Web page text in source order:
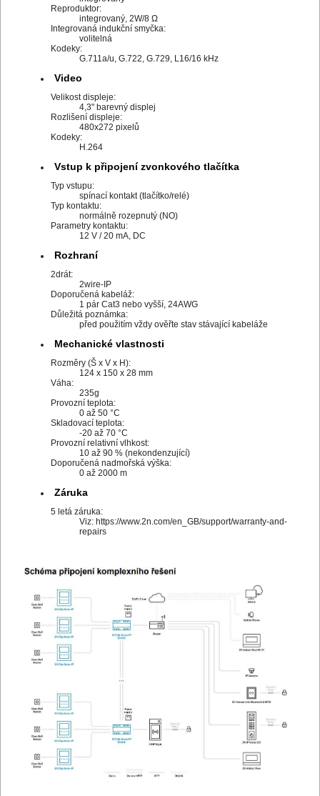
Reproduktor:
integrovaný, 2W/8 Ω
Integrovaná indukční smyčka:
volitelná
Kodeky:
G.711a/u, G.722, G.729, L16/16 kHz
Video
Velikost displeje:
4,3" barevný displej
Rozlišení displeje:
480x272 pixelů
Kodeky:
H.264
Vstup k připojení zvonkového tlačítka
Typ vstupu:
spínací kontakt (tlačítko/relé)
Typ kontaktu:
normálně rozepnutý (NO)
Parametry kontaktu:
12 V / 20 mA, DC
Rozhraní
2drát:
2wire-IP
Doporučená kabeláž:
1 pár Cat3 nebo vyšší, 24AWG
Důležitá poznámka:
před použitím vždy ověřte stav stávající kabeláže
Mechanické vlastnosti
Rozměry (Š x V x H):
124 x 150 x 28 mm
Váha:
235g
Provozní teplota:
0 až 50 °C
Skladovací teplota:
-20 až 70 °C
Provozní relativní vlhkost:
10 až 90 % (nekondenzující)
Doporučená nadmořská výška:
0 až 2000 m
Záruka
5 letá záruka:
Viz: https://www.2n.com/en_GB/support/warranty-and-
repairs